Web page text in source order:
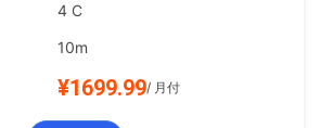
4 C
10m
¥1699.99/ 月付